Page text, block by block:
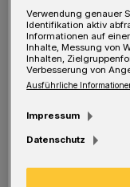
Es kommt
berührend.
Jeder Mensch
nach einem
Verwendung genauer
Identifikation aktiv
Informationen auf
Inhalte, Messung von
Inhalten,
Verbesserung von
Ausführliche
Impressum
Datenschutz